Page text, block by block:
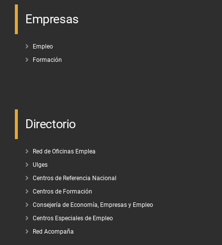
Empresas
Empleo
Formación
Directorio
Red de Oficinas Emplea
Ulges
Centros de Referencia Nacional
Centros de Formación
Consejería de Economía, Empresas y Empleo
Centros Especiales de Empleo
Red Acompaña